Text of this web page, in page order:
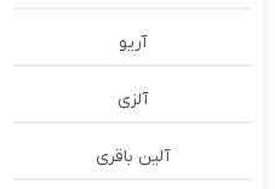
آریو
آلزی
آلین باقری